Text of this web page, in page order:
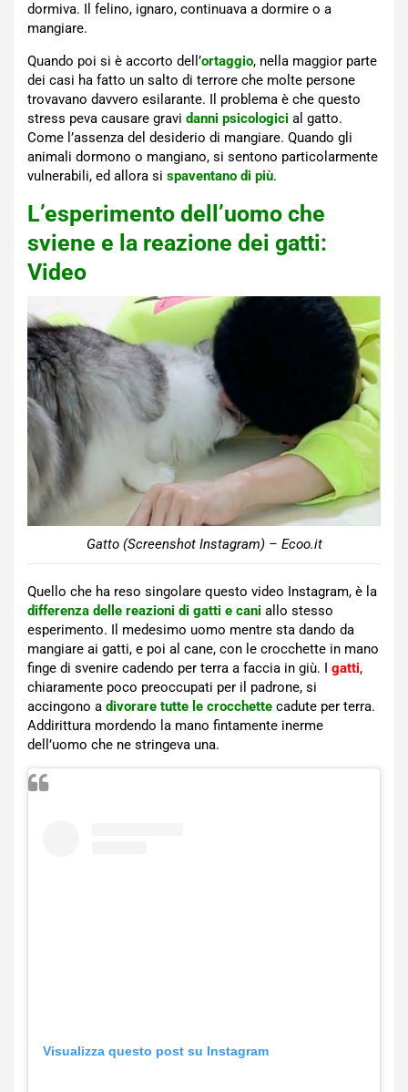
dormiva. Il felino, ignaro, continuava a dormire o a
mangiare.
Quando poi si è accorto dell’ortaggio, nella maggior parte
dei casi ha fatto un salto di terrore che molte persone
trovavano davvero esilarante. Il problema è che questo
stress peva causare gravi danni psicologici al gatto.
Come l’assenza del desiderio di mangiare. Quando gli
animali dormono o mangiano, si sentono particolarmente
vulnerabili, ed allora si spaventano di più.
L’esperimento dell’uomo che
sviene e la reazione dei gatti:
Video
Gatto (Screenshot Instagram) – Ecoo.it
Quello che ha reso singolare questo video Instagram, è la
differenza delle reazioni di gatti e cani allo stesso
esperimento. Il medesimo uomo mentre sta dando da
mangiare ai gatti, e poi al cane, con le crocchette in mano
finge di svenire cadendo per terra a faccia in giù. I gatti,
chiaramente poco preoccupati per il padrone, si
accingono a divorare tutte le crocchette cadute per terra.
Addirittura mordendo la mano fintamente inerme
dell’uomo che ne stringeva una.
Visualizza questo post su Instagram